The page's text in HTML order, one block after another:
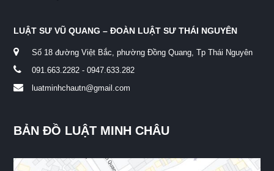
LUẬT SƯ VŨ QUANG – ĐOÀN LUẬT SƯ THÁI NGUYÊN
Số 18 đường Việt Bắc, phường Đồng Quang, Tp Thái Nguyên
091.663.2282 - 0947.633.282
luatminhchautn@gmail.com
BẢN ĐỒ LUẬT MINH CHÂU